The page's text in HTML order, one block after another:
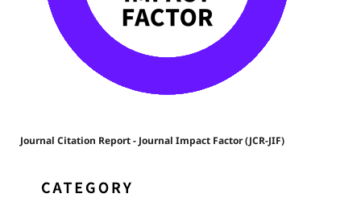
Journal Citation Report - Journal Impact Factor (JCR-JIF)